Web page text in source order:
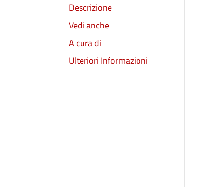
Descrizione
Vedi anche
A cura di
Ulteriori Informazioni